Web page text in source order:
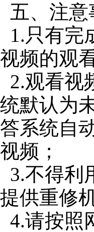
五、注意
1.只有完
视频的观
2.观看视
统默认为
答系统自
视频；
3.不得利
提供重修
4.请按照